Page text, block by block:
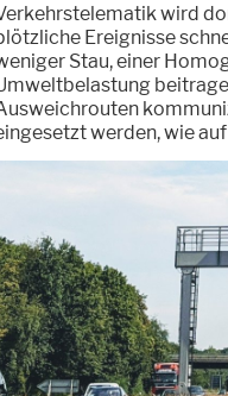
wird
Ereignisse
Stau, einer
werden, wie